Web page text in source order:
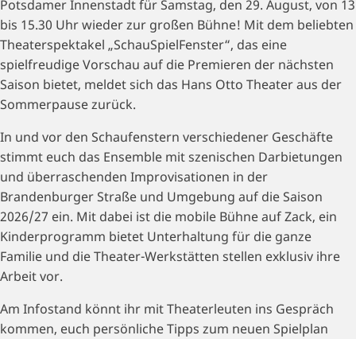
Potsdamer Innenstadt für Samstag, den 29. August, von 13
bis 15.30 Uhr wieder zur großen Bühne! Mit dem beliebten
Theaterspektakel „SchauSpielFenster“, das eine
spielfreudige Vorschau auf die Premieren der nächsten
Saison bietet, meldet sich das Hans Otto Theater aus der
Sommerpause zurück.
In und vor den Schaufenstern verschiedener Geschäfte
stimmt euch das Ensemble mit szenischen Darbietungen
und überraschenden Improvisationen in der
Brandenburger Straße und Umgebung auf die Saison
2026/27 ein. Mit dabei ist die mobile Bühne auf Zack, ein
Kinderprogramm bietet Unterhaltung für die ganze
Familie und die Theater-Werkstätten stellen exklusiv ihre
Arbeit vor.
Am Infostand könnt ihr mit Theaterleuten ins Gespräch
kommen, euch persönliche Tipps zum neuen Spielplan